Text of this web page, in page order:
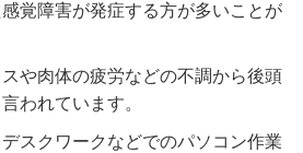
覚障害が発症する方が多いことが
や肉体の疲労などの不調から後頭
われています。
スクワークなどでのパソコン作業